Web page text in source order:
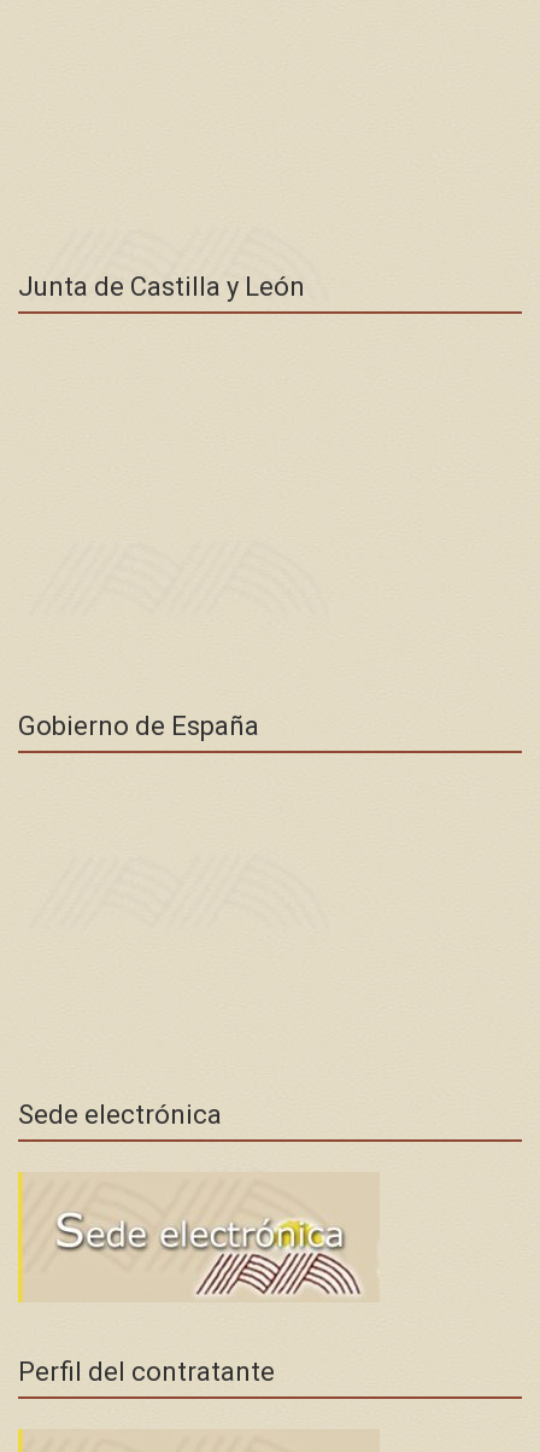
Junta de Castilla y León
Gobierno de España
Sede electrónica
Perfil del contratante